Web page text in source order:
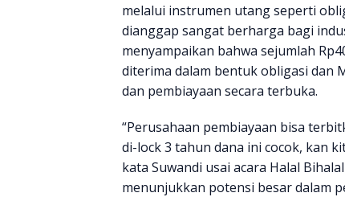
melalui instrumen utang seperti
dianggap sangat berharga bagi
menyampaikan bahwa sejumlah
diterima dalam bentuk obligasi dan
dan pembiayaan secara terbuka.
“Perusahaan pembiayaan bisa
di-lock 3 tahun dana ini cocok, kan
kata Suwandi usai acara Halal
menunjukkan potensi besar dalam